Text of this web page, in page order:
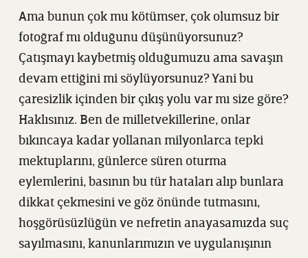
Ama bunun çok mu kötümser, çok olumsuz bir
fotoğraf mı olduğunu düşünüyorsunuz?
Çatışmayı kaybetmiş olduğumuzu ama savaşın
devam ettiğini mi söylüyorsunuz? Yani bu
çaresizlik içinden bir çıkış yolu var mı size göre?
Haklısınız. Ben de milletvekillerine, onlar
bıkıncaya kadar yollanan milyonlarca tepki
mektuplarını, günlerce süren oturma
eylemlerini, basının bu tür hataları alıp bunlara
dikkat çekmesini ve göz önünde tutmasını,
hoşgörüsüzlüğün ve nefretin anayasamızda suç
sayılmasını, kanunlarımızın ve uygulanışının